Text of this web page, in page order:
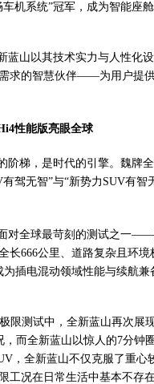
机系统”冠军，成为智能座舱
山以其技术实力与人性化
求的智慧伙伴——为用户提
性能版亮眼全球
梯，是时代的引擎。魏牌
驾无智”与“新势力SUV有
对全球最苛刻的测试之一
长666公里、道路复杂且环
插电混动领域性能与续航兼
限测试中，全新蓝山再次展
而全新蓝山以惊人的7分钟
，全新蓝山不仅克服了重
工况在日常生活中基本不存